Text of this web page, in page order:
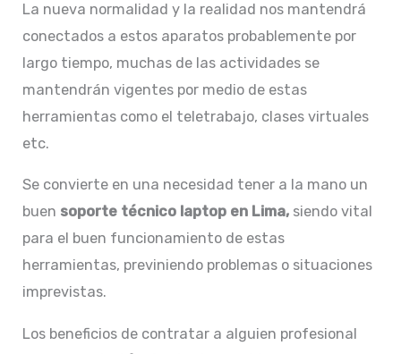
La nueva normalidad y la realidad nos mantendrá
conectados a estos aparatos probablemente por
largo tiempo, muchas de las actividades se
mantendrán vigentes por medio de estas
herramientas como el teletrabajo, clases virtuales
etc.
Se convierte en una necesidad tener a la mano un
buen soporte técnico laptop en Lima, siendo vital
para el buen funcionamiento de estas
herramientas, previniendo problemas o situaciones
imprevistas.
Los beneficios de contratar a alguien profesional